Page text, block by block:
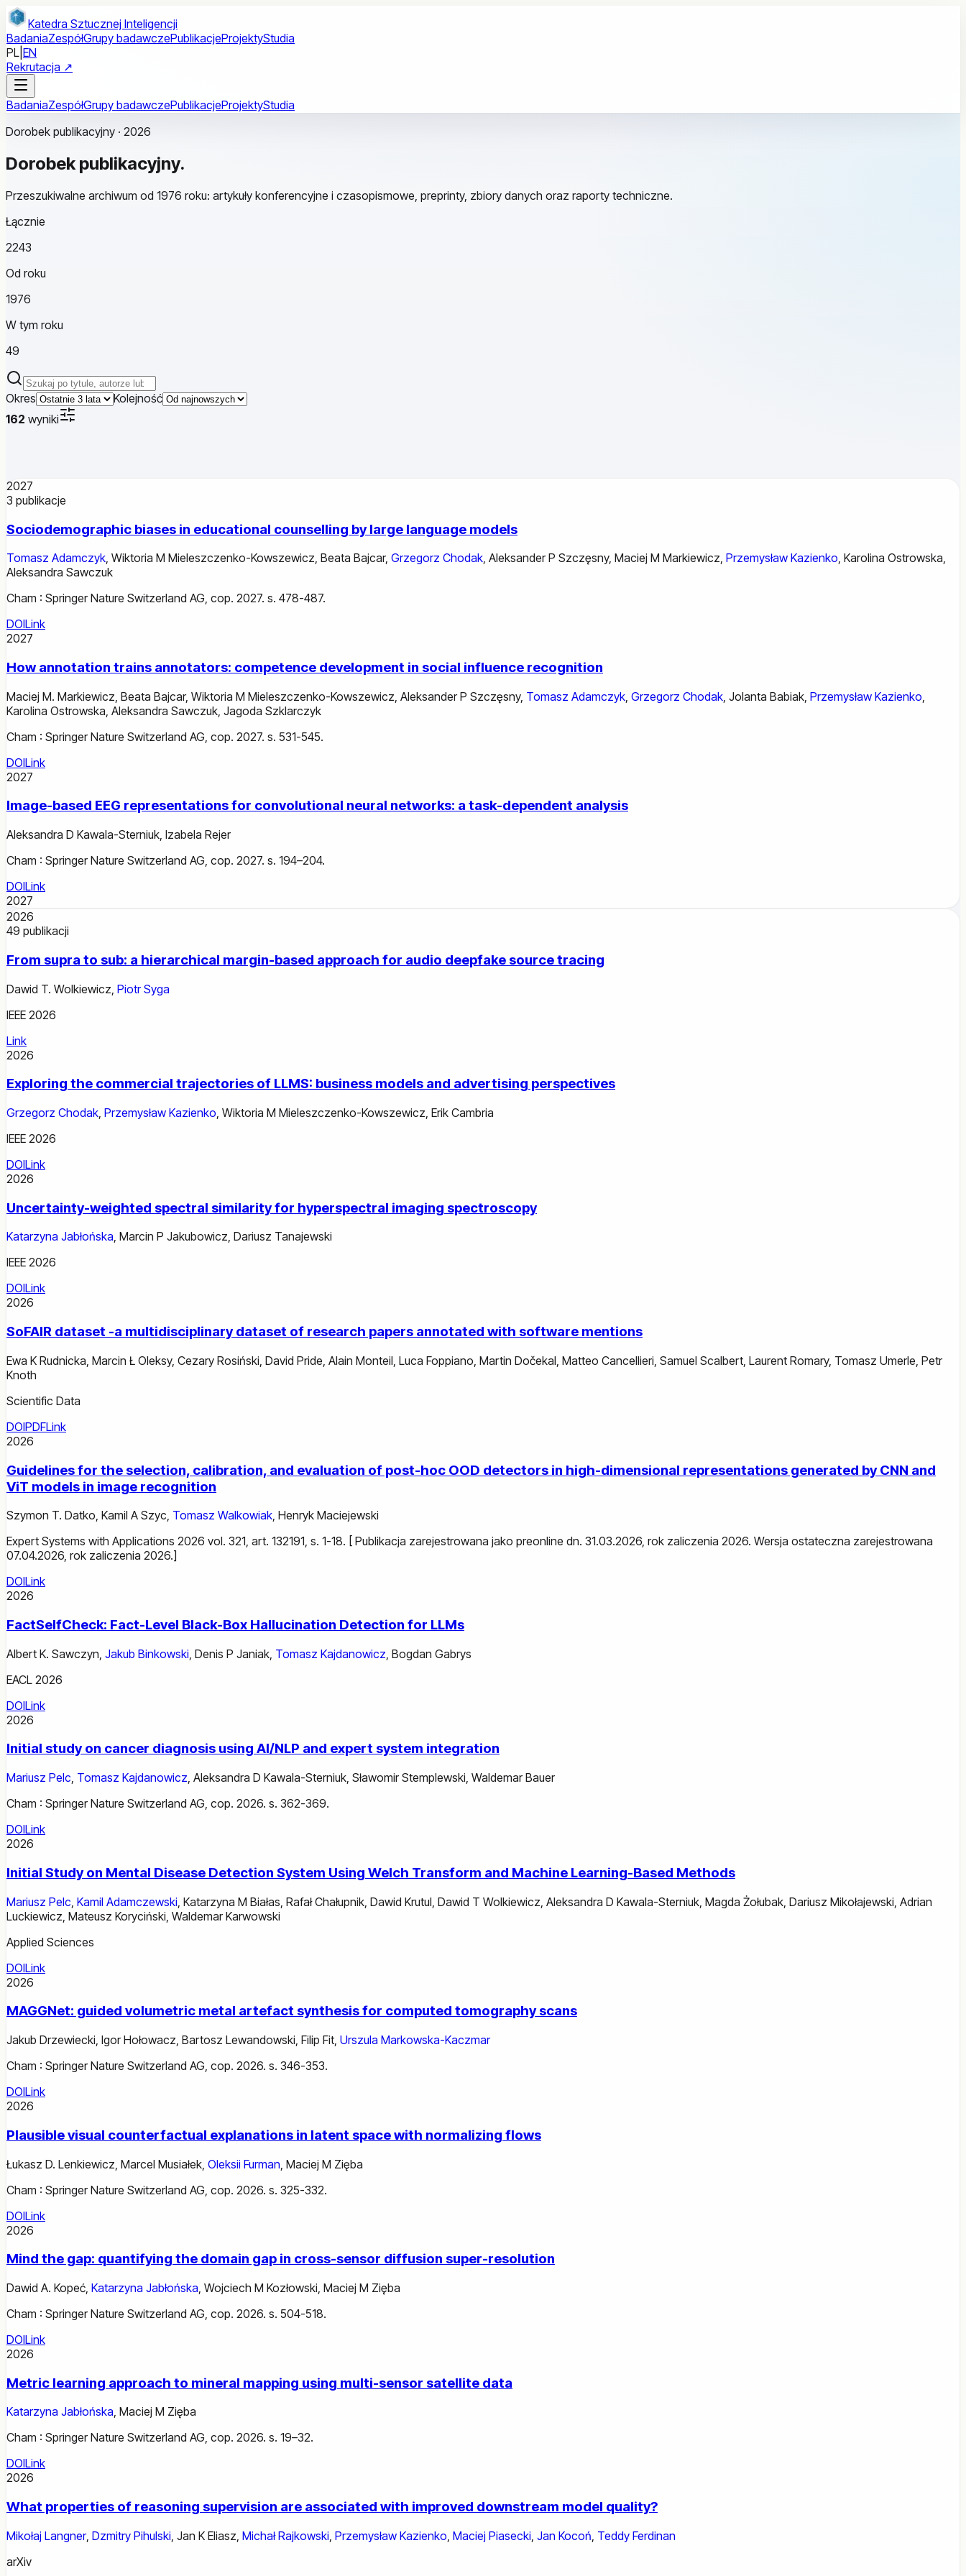
Przejdź do treści głównej
Katedra Sztucznej Inteligencji
BadaniaZespółGrupy badawczePublikacjeProjektyStudia
PL EN
Rekrutacja ↗
BadaniaZespółGrupy badawczePublikacjeProjektyStudia
Dorobek publikacyjny · 2026
Dorobek publikacyjny.
Przeszukiwalne archiwum od 1976 roku: artykuły konferencyjne i czasopismowe, preprinty, zbiory danych oraz raporty techniczne.
Łącznie
2243
Od roku
1976
W tym roku
49
Szukaj publikacji
Okres
Kolejność
162 wyniki
2027
3 publikacje
Sociodemographic biases in educational counselling by large language models
Tomasz Adamczyk, Wiktoria M Mieleszczenko-Kowszewicz, Beata Bajcar, Grzegorz Chodak, Aleksander P Szczęsny, Maciej M Markiewicz, Przemysław Kazienko, Karolina Ostrowska,
Aleksandra Sawczuk
Cham : Springer Nature Switzerland AG, cop. 2027. s. 478-487.
DOILink
2027
How annotation trains annotators: competence development in social influence recognition
Maciej M. Markiewicz Beata Bajcar, Wiktoria M Mieleszczenko-Kowszewicz Aleksander P Szczęsny, Tomasz Adamczyk Grzegorz Chodak Jolanta Babiak Przemysław Kazienko
Karolina Ostrowska Aleksandra Sawczuk Jagoda Szklarczyk
Cham : Springer Nature Switzerland AG, cop. 2027. s. 531-545.
DOILink
2027
Image-based EEG representations for convolutional neural networks: a task-dependent analysis
Aleksandra D Kawala-Sterniuk, Izabela Rejer
Cham : Springer Nature Switzerland AG, cop. 2027. s. 194–204.
DOILink
2027
2026
49 publikacji
From supra to sub: a hierarchical margin-based approach for audio deepfake source tracing
Dawid T. Wolkiewicz Piotr Syga
IEEE 2026
Link
2026
Exploring the commercial trajectories of LLMS: business models and advertising perspectives
Grzegorz Chodak, Przemysław Kazienko, Wiktoria M Mieleszczenko-Kowszewicz, Erik Cambria
IEEE 2026
DOILink
2026
Uncertainty-weighted spectral similarity for hyperspectral imaging spectroscopy
Katarzyna Jabłońska, Marcin P Jakubowicz, Dariusz Tanajewski
IEEE 2026
DOILink
2026
SoFAIR dataset -a multidisciplinary dataset of research papers annotated with software mentions
Ewa K Rudnicka Marcin Ł Oleksy, Cezary Rosiński David Pride Alain Monteil Luca Foppiano Martin Dočekal Matteo Cancellieri Samuel Scalbert Laurent Romary, Tomasz Umerle Petr
Knoth
Scientific Data
DOIPDFLink
2026
Guidelines for the selection, calibration, and evaluation of post-hoc OOD detectors in high-dimensional representations generated by CNN and
ViT models in image recognition
Szymon T. Datko, Kamil A Szyc, Tomasz Walkowiak, Henryk Maciejewski
Expert Systems with Applications 2026 vol. 321, art. 132191, s. 1-18. [ Publikacja zarejestrowana jako preonline dn. 31.03.2026, rok zaliczenia 2026. Wersja ostateczna zarejestrowana
07.04.2026, rok zaliczenia 2026.]
DOILink
2026
FactSelfCheck: Fact-Level Black-Box Hallucination Detection for LLMs
Albert K. Sawczyn Jakub Binkowski Denis P Janiak Tomasz Kajdanowicz Bogdan Gabrys
EACL 2026
DOILink
2026
Initial study on cancer diagnosis using AI/NLP and expert system integration
Mariusz Pelc, Tomasz Kajdanowicz, Aleksandra D Kawala-Sterniuk, Sławomir Stemplewski, Waldemar Bauer
Cham : Springer Nature Switzerland AG, cop. 2026. s. 362-369.
DOILink
2026
Initial Study on Mental Disease Detection System Using Welch Transform and Machine Learning-Based Methods
Mariusz Pelc Kamil Adamczewski Katarzyna M Białas Rafał Chałupnik Dawid Krutul Dawid T Wolkiewicz Aleksandra D Kawala-Sterniuk Magda Żołubak Dariusz Mikołajewski Adrian
Luckiewicz Mateusz Koryciński Waldemar Karwowski
Applied Sciences
DOILink
2026
MAGGNet: guided volumetric metal artefact synthesis for computed tomography scans
Jakub Drzewiecki, Igor Hołowacz, Bartosz Lewandowski, Filip Fit, Urszula Markowska-Kaczmar
Cham : Springer Nature Switzerland AG, cop. 2026. s. 346-353.
DOILink
2026
Plausible visual counterfactual explanations in latent space with normalizing flows
Łukasz D. Lenkiewicz Marcel Musiałek Oleksii Furman Maciej M Zięba
Cham : Springer Nature Switzerland AG, cop. 2026. s. 325-332.
DOILink
2026
Mind the gap: quantifying the domain gap in cross-sensor diffusion super-resolution
Dawid A. Kopeć Katarzyna Jabłońska Wojciech M Kozłowski Maciej M Zięba
Cham : Springer Nature Switzerland AG, cop. 2026. s. 504-518.
DOILink
2026
Metric learning approach to mineral mapping using multi-sensor satellite data
Katarzyna Jabłońska, Maciej M Zięba
Cham : Springer Nature Switzerland AG, cop. 2026. s. 19–32.
DOILink
2026
What properties of reasoning supervision are associated with improved downstream model quality?
Mikołaj Langner, Dzmitry Pihulski Jan K Eliasz Michał Rajkowski Przemysław Kazienko Maciej Piasecki Jan Kocoń Teddy Ferdinan
arXiv